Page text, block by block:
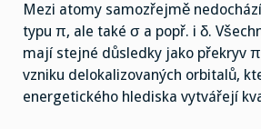
Mezi atomy samozřejmě
typu π, ale také σ a popř. i δ.
mají stejné důsledky jako překryv
vzniku delokalizovaných orbitalů,
energetického hlediska vytvářejí